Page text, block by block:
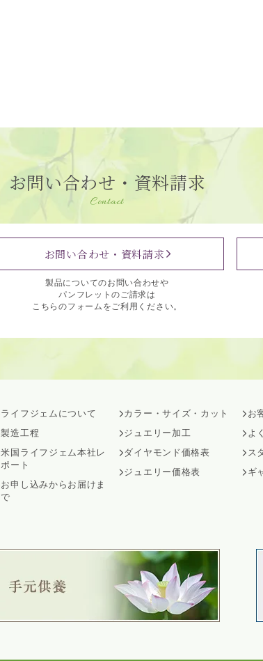
お問い合わせ・資料請求
Contact
お問い合わせ・資料請求
製品についてのお問い合わせや
パンフレットのご請求は
こちらのフォームをご利用ください。
ライフジェムについて
製造工程
米国ライフジェム本社レ
ポート
お申し込みからお届けま
で
カラー・サイズ・カット
ジュエリー加工
ダイヤモンド価格表
ジュエリー価格表
お
よ
ス
ギ